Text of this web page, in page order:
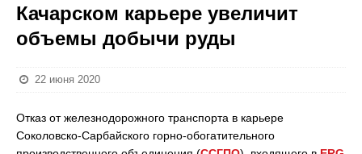
Качарском карьере увеличит
объемы добычи руды
22 июня 2020
Отказ от железнодорожного транспорта в карьере
Соколовско-Сарбайского горно-обогатительного